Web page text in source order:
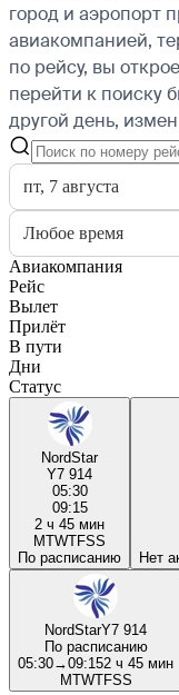
город и аэропорт
авиакомпанией,
по рейсу, вы
перейти к поиску
другой день,
пт, 7 августа
Любое время
Авиакомпания
Рейс
Вылет
Прилёт
В пути
Дни
Статус
NordStar
Y7 914
05:30
09:15
2 ч 45 мин
MTWTFSS
По расписанию
Нет
NordStarY7 914
По расписанию
05:30→09:152 ч 45 мин
MTWTFSS